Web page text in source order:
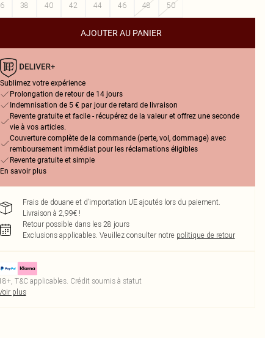
38 40 42 44 46 48 50
AJOUTER AU PANIER
Sublimez votre expérience
Prolongation de retour de 14 jours
Indemnisation de 5 € par jour de retard de livraison
Revente gratuite et facile - récupérez de la valeur et offrez une seconde
vie à vos articles.
Couverture complète de la commande (perte, vol, dommage) avec
remboursement immédiat pour les réclamations éligibles
Revente gratuite et simple
En savoir plus
Frais de douane et d’importation UE ajoutés lors du paiement.
Livraison à 2,99€ !
Retour possible dans les 28 jours
Exclusions applicables. Veuillez consulter notre politique de retour
T&C applicables. Crédit soumis à statut
plus